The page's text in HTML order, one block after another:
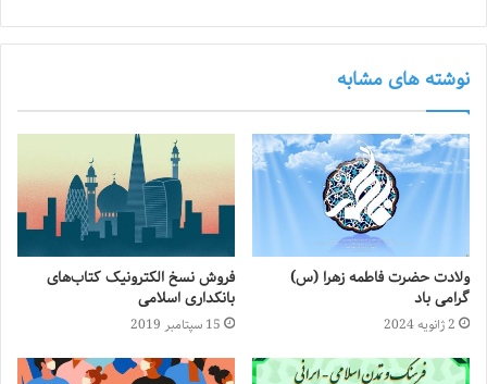
نوشته های مشابه
ولادت حضرت فاطمه زهرا (س)
گرامی باد
2 ژانویه 2024
فروش نسخ الکترونیک کتاب‌های
بانکداری اسلامی
15 سپتامبر 2019